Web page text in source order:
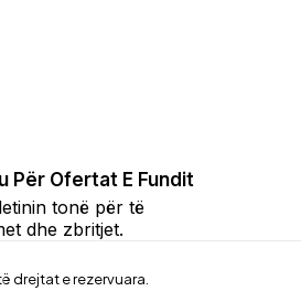
Për Ofertat E Fundit
tonë për të
dhe zbritjet.
drejtat e rezervuara.